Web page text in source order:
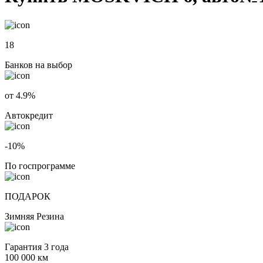
18
Банков на выбор
от 4.9%
Автокредит
-10%
По госпрограмме
ПОДАРОК
Зимняя Резина
Гарантия 3 года
100 000 км